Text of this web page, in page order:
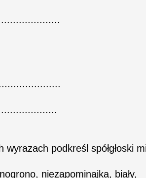
wyrazach podkreśl spółgłoski
niezapominajka, biały,